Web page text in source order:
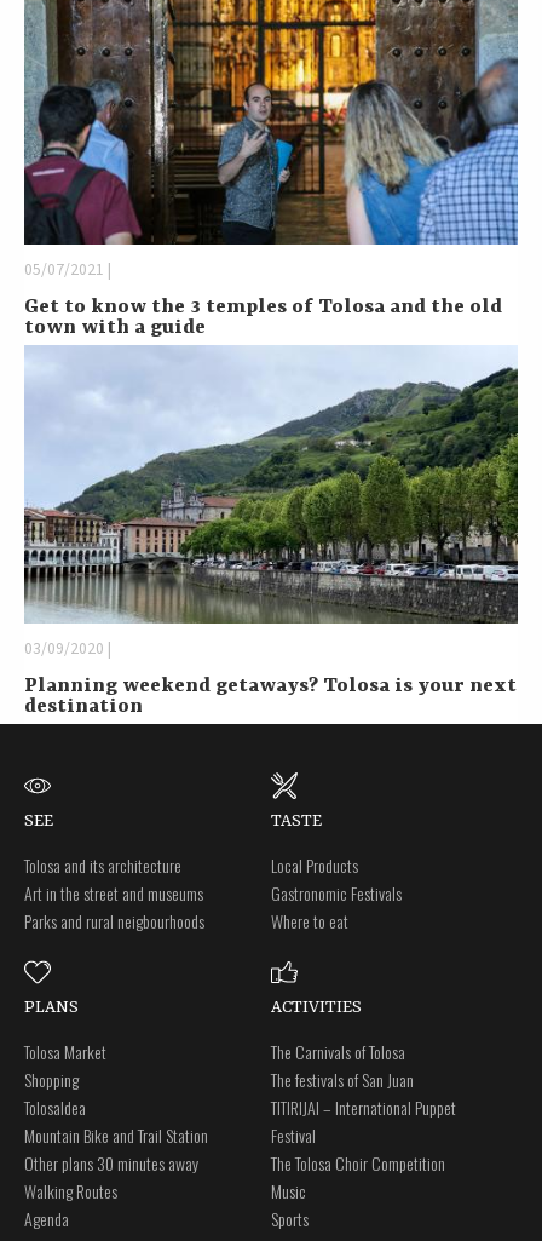
05/07/2021 |
Get to know the 3 temples of Tolosa and the old
town with a guide
03/09/2020 |
Planning weekend getaways? Tolosa is your next
destination
SEE
Tolosa and its architecture
Art in the street and museums
Parks and rural neigbourhoods
TASTE
Local Products
Gastronomic Festivals
Where to eat
PLANS
Tolosa Market
Shopping
Tolosaldea
Mountain Bike and Trail Station
Other plans 30 minutes away
Walking Routes
Agenda
ACTIVITIES
The Carnivals of Tolosa
The festivals of San Juan
TITIRIJAI – International Puppet
Festival
The Tolosa Choir Competition
Music
Sports